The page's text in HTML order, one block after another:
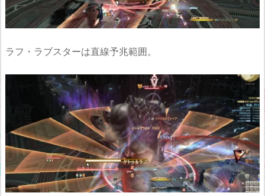
ラフ・ラブスターは直線予兆範囲。